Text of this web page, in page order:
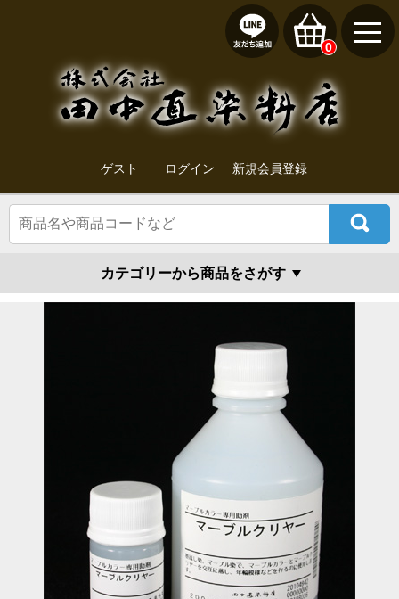
ゲスト ログイン 新規会員登録
0
カテゴリーから商品をさがす